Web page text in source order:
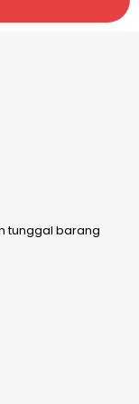
tunggal barang